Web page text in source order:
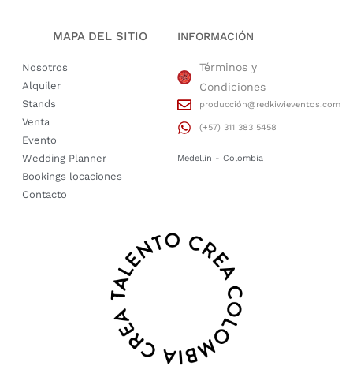
MAPA DEL SITIO
Nosotros
Alquiler
Stands
Venta
Evento
Wedding Planner
Bookings locaciones
Contacto
INFORMACIÓN
Términos y
Condiciones
producción@redkiwieventos.com
(+57) 311 383 5458
Medellin - Colombia